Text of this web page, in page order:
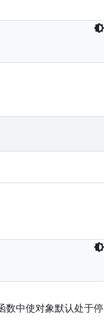
数中使对象默认处于停